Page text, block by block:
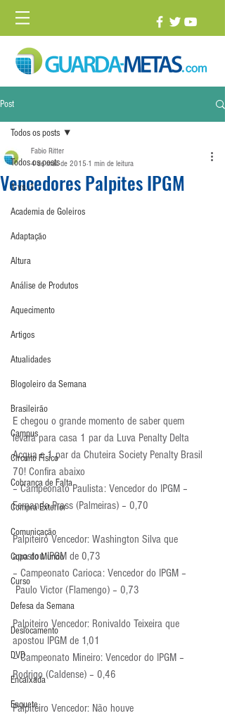
Post
Todos os posts
1 vs. 1
Academia de Goleiros
Adaptação
Altura
Análise de Produtos
Aquecimento
Artigos
Atualidades
Blogoleiro da Semana
Brasileirão
Campus
Circuito Físico
Cobrança de Falta
Compra Exterior
Comunicação
Copa do Mundo
Curso
Defesa da Semana
Deslocamento
DVD
Encaixada
Enquete
Todos os posts
Vencedores Palpites IPGM
Fabio Ritter
4 de mai. de 2015 1 min de leitura
E chegou o grande momento de saber quem
levará para casa 1 par da Luva Penalty Delta
Acqua e 1 par da Chuteira Society Penalty Brasil
70! Confira abaixo
– Campeonato Paulista: Vencedor do IPGM –
Fernando Prass (Palmeiras) – 0,70
Palpiteiro Vencedor: Washington Silva que
apostou IPGM de 0,73
– Campeonato Carioca: Vencedor do IPGM –
Paulo Victor (Flamengo) – 0,73
Palpiteiro Vencedor: Ronivaldo Teixeira que
apostou IPGM de 1,01
– Campeonato Mineiro: Vencedor do IPGM –
Rodrigo (Caldense) – 0,46
Palpiteiro Vencedor: Não houve